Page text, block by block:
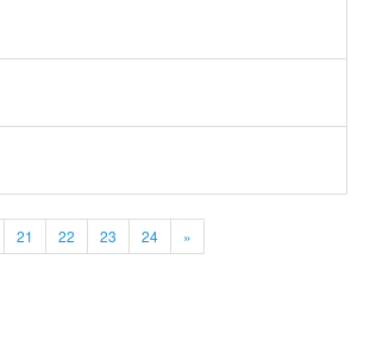
21 22 23 24 »